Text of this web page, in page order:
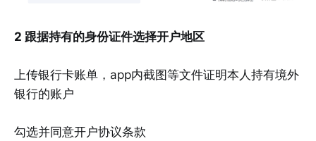
2 跟据持有的身份证件选择开户地区
上传银行卡账单，app内截图等文件证明本人持有境外
银行的账户
勾选并同意开户协议条款